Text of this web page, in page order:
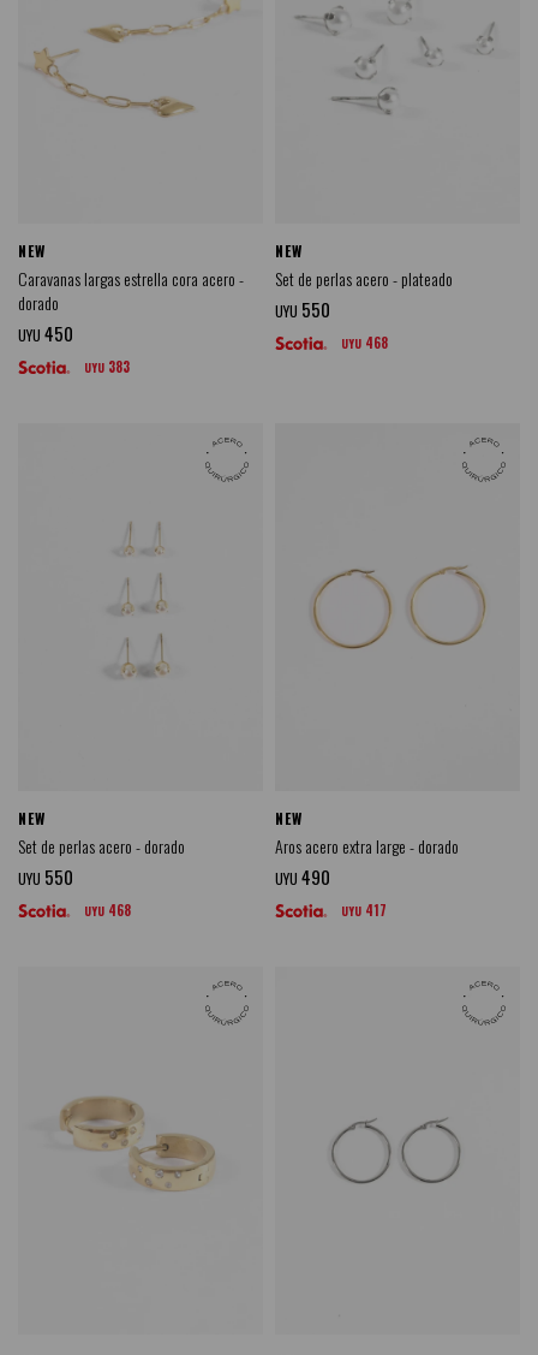
NEW
Caravanas largas estrella cora acero -
dorado
UYU 450
UYU 383
NEW
Set de perlas acero - plateado
UYU 550
UYU 468
NEW
Set de perlas acero - dorado
UYU 550
UYU 468
NEW
Aros acero extra large - dorado
UYU 490
UYU 417